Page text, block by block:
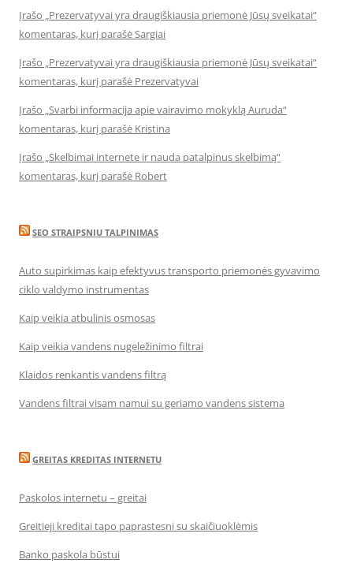
Įrašo „Prezervatyvai yra draugiškiausia priemonė Jūsų sveikatai“
komentaras, kurį parašė Sargiai
Įrašo „Prezervatyvai yra draugiškiausia priemonė Jūsų sveikatai“
komentaras, kurį parašė Prezervatyvai
Įrašo „Svarbi informacija apie vairavimo mokyklą Auruda“
komentaras, kurį parašė Kristina
Įrašo „Skelbimai internete ir nauda patalpinus skelbimą“
komentaras, kurį parašė Robert
SEO STRAIPSNIU TALPINIMAS
Auto supirkimas kaip efektyvus transporto priemonės gyvavimo
ciklo valdymo instrumentas
Kaip veikia atbulinis osmosas
Kaip veikia vandens nugeležinimo filtrai
Klaidos renkantis vandens filtrą
Vandens filtrai visam namui su geriamo vandens sistema
GREITAS KREDITAS INTERNETU
Paskolos internetu – greitai
Greitieji kreditai tapo paprastesni su skaičiuoklėmis
Banko paskola būstui